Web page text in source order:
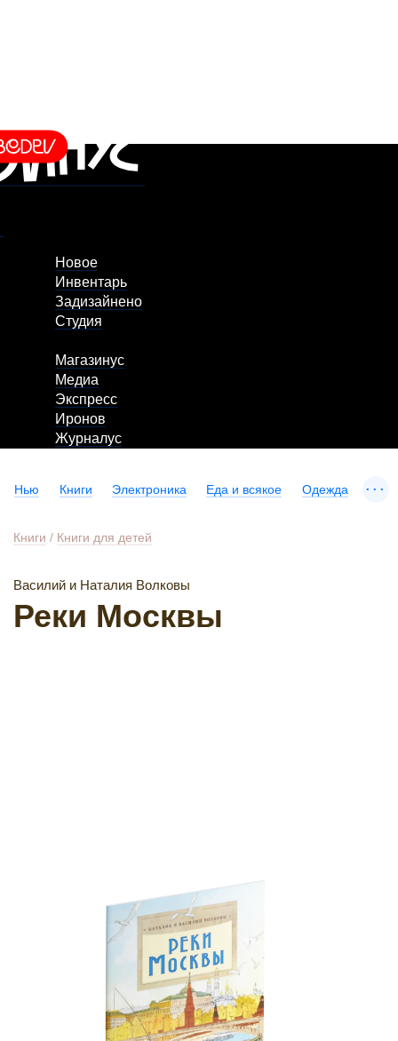
Новое
Инвентарь
Задизайнено
Студия
Магазинус
Медиа
Экспресс
Иронов
Журналус
Нью Книги Электроника Еда и всякое Одежда ...
Книги / Книги для детей
Василий и Наталия Волковы
Реки Москвы